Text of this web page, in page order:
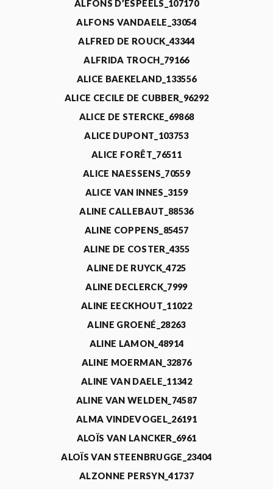
ALFONS D’ESPEELS_107170
ALFONS VANDAELE_33054
ALFRED DE ROUCK_43344
ALFRIDA TROCH_79166
ALICE BAEKELAND_133556
ALICE CECILE DE CUBBER_96292
ALICE DE STERCKE_69868
ALICE DUPONT_103753
ALICE FORÊT_76511
ALICE NAESSENS_70559
ALICE VAN INNES_3159
ALINE CALLEBAUT_88536
ALINE COPPENS_85457
ALINE DE COSTER_4355
ALINE DE RUYCK_4725
ALINE DECLERCK_7999
ALINE EECKHOUT_11022
ALINE GROENÉ_28263
ALINE LAMON_48914
ALINE MOERMAN_32876
ALINE VAN DAELE_11342
ALINE VAN WELDEN_74587
ALMA VINDEVOGEL_26191
ALOÏS VAN LANCKER_6961
ALOÏS VAN STEENBRUGGE_23404
ALZONNE PERSYN_41737